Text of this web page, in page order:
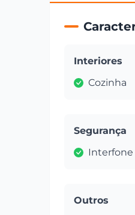
Interiores
Cozinha
Segurança
Interfone
Outros